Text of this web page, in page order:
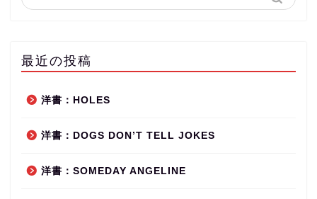
最近の投稿
洋書：HOLES
洋書：DOGS DON’T TELL JOKES
洋書：SOMEDAY ANGELINE